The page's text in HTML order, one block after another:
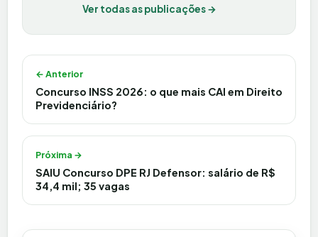
Ver todas as publicações →
Navegação de Post
← Anterior
Concurso INSS 2026: o que mais CAI em Direito
Previdenciário?
Próxima →
SAIU Concurso DPE RJ Defensor: salário de R$
34,4 mil; 35 vagas